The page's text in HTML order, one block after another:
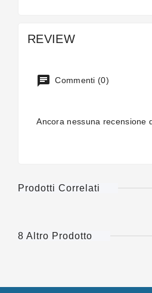
REVIEW
Commenti (0)
Ancora nessuna recensione
Prodotti Correlati
8 Altro Prodotto